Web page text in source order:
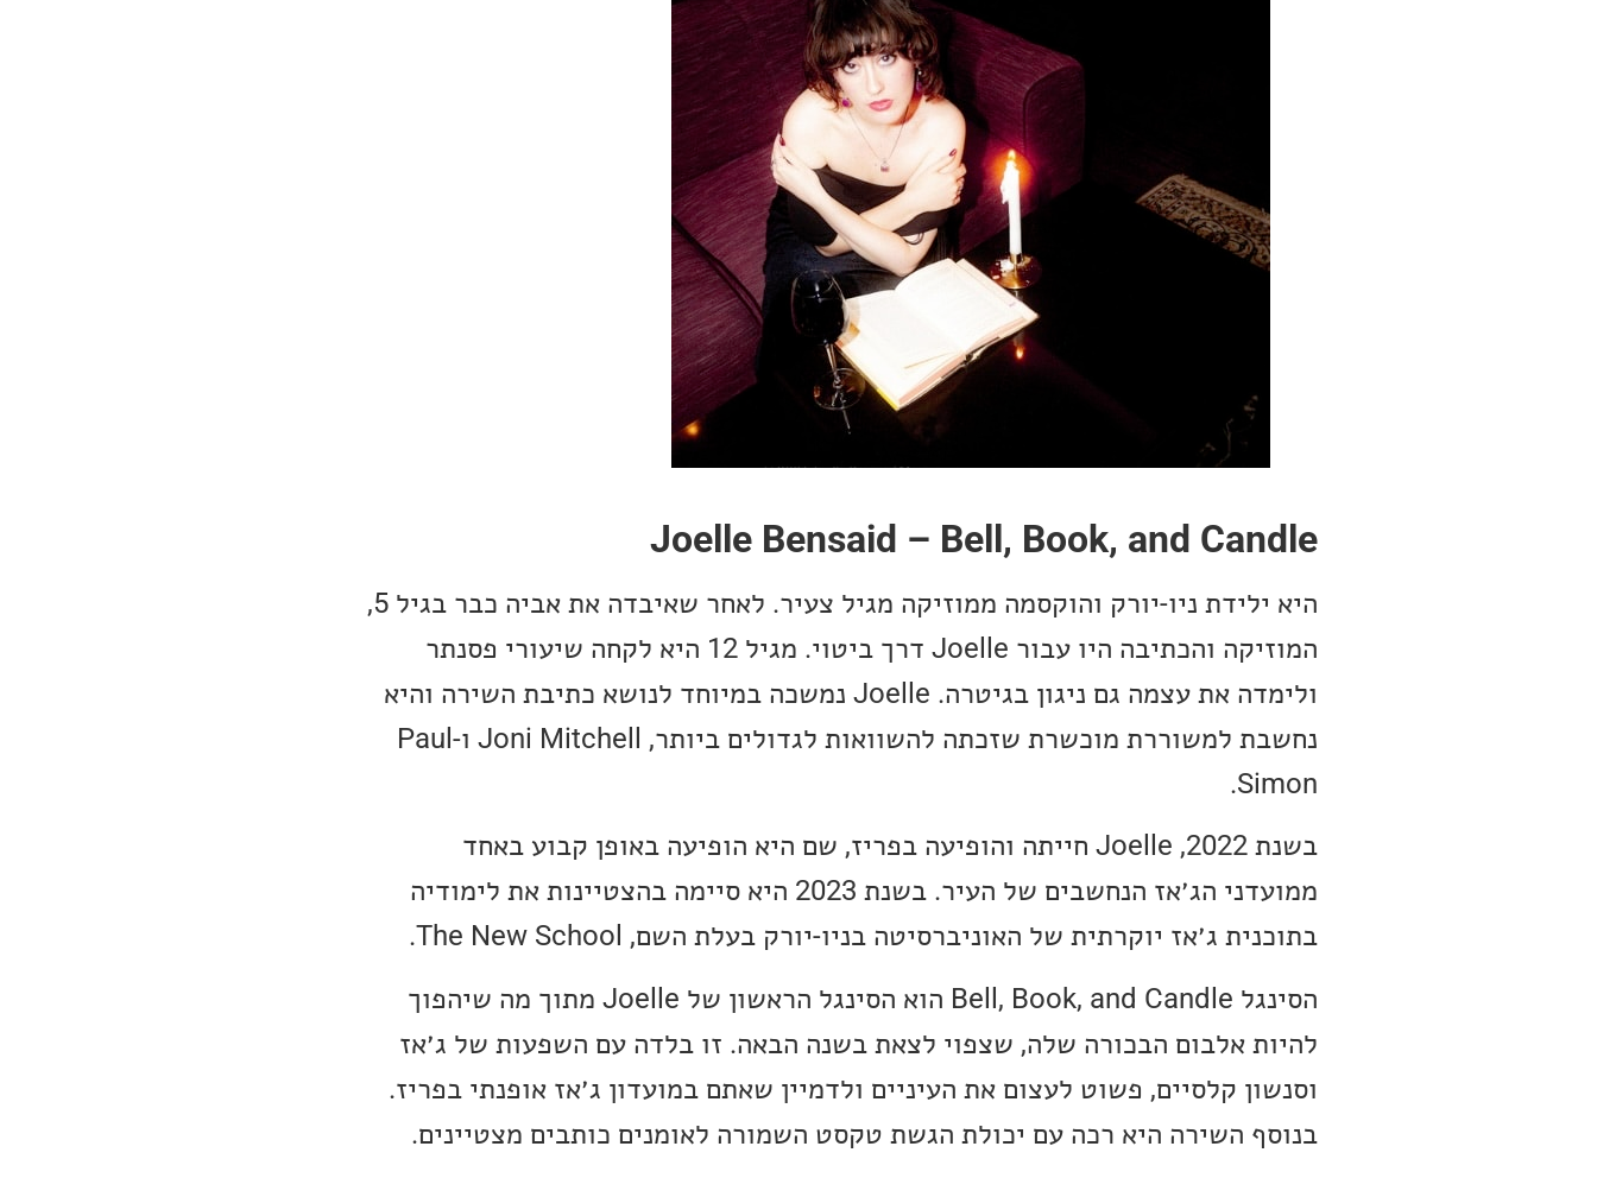
Joelle Bensaid – Bell, Book, and Candle
היא ילידת ניו-יורק והוקסמה ממוזיקה מגיל צעיר. לאחר שאיבדה את אביה כבר בגיל 5,
המוזיקה והכתיבה היו עבור Joelle דרך ביטוי. מגיל 12 היא לקחה שיעורי פסנתר
ולימדה את עצמה גם ניגון בגיטרה. Joelle נמשכה במיוחד לנושא כתיבת השירה והיא
נחשבת למשוררת מוכשרת שזכתה להשוואות לגדולים ביותר, Joni Mitchell ו-Paul
Simon.
בשנת 2022, Joelle חייתה והופיעה בפריז, שם היא הופיעה באופן קבוע באחד
ממועדני הג׳אז הנחשבים של העיר. בשנת 2023 היא סיימה בהצטיינות את לימודיה
בתוכנית ג׳אז יוקרתית של האוניברסיטה בניו-יורק בעלת השם, The New School.
הסינגל Bell, Book, and Candle הוא הסינגל הראשון של Joelle מתוך מה שיהפוך
להיות אלבום הבכורה שלה, שצפוי לצאת בשנה הבאה. זו בלדה עם השפעות של ג׳אז
וסנשון קלסיים, פשוט לעצום את העיניים ולדמיין שאתם במועדון ג׳אז אופנתי בפריז.
בנוסף השירה היא רכה עם יכולת הגשת טקסט השמורה לאומנים כותבים מצטיינים.